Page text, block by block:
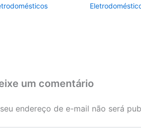
um comentário
endereço de e-mail não será